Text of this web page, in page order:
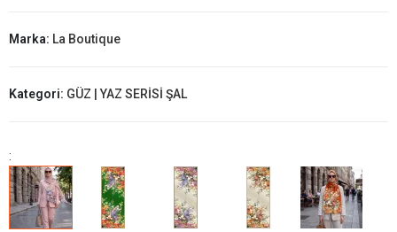
Marka: La Boutique
Kategori: GÜZ | YAZ SERİSİ ŞAL
: